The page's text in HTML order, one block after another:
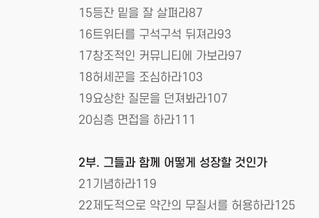
15등잔 밑을 잘 살펴라87
16트위터를 구석구석 뒤져라93
17창조적인 커뮤니티에 가보라97
18허세꾼을 조심하라103
19요상한 질문을 던져봐라107
20심층 면접을 하라111
2부. 그들과 함께 어떻게 성장할 것인가
21기념하라119
22제도적으로 약간의 무질서를 허용하라125